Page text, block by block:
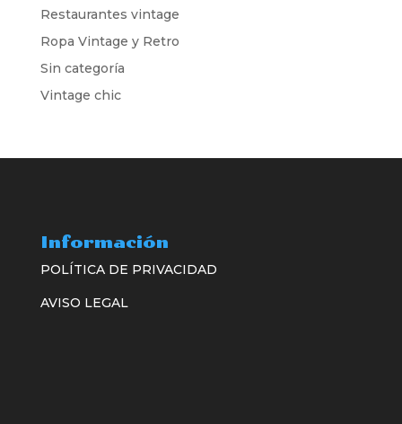
Restaurantes vintage
Ropa Vintage y Retro
Sin categoría
Vintage chic
Información
POLÍTICA DE PRIVACIDAD
AVISO LEGAL